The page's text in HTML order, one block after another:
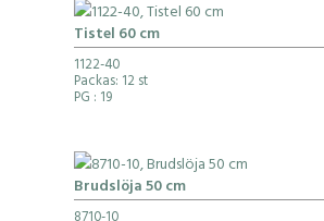
Tistel 60 cm
1122-40
Packas: 12 st
PG : 19
Brudslöja 50 cm